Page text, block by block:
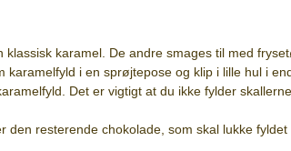
karamel. De andre smages til med
i en sprøjtepose og klip i lille hul i
Det er vigtigt at du ikke fylder
resterende chokolade, som skal lukke fyldet